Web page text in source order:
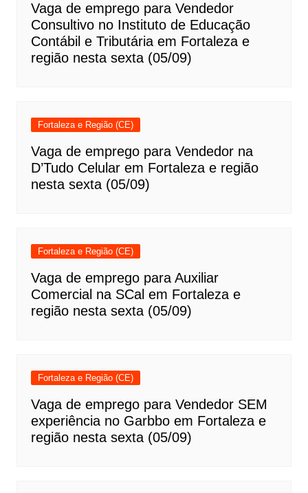
Vaga de emprego para Vendedor
Consultivo no Instituto de Educação
Contábil e Tributária em Fortaleza e
região nesta sexta (05/09)
Fortaleza e Região (CE)
Vaga de emprego para Vendedor na
D’Tudo Celular em Fortaleza e região
nesta sexta (05/09)
Fortaleza e Região (CE)
Vaga de emprego para Auxiliar
Comercial na SCal em Fortaleza e
região nesta sexta (05/09)
Fortaleza e Região (CE)
Vaga de emprego para Vendedor SEM
experiência no Garbbo em Fortaleza e
região nesta sexta (05/09)